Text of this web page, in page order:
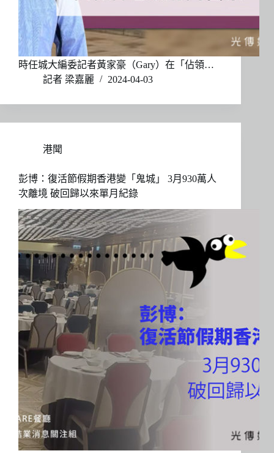
時任城大編委記者黃家豪（Gary）在「佔領…
記者 梁嘉麗
2024-04-03
港聞
彭博：復活節假期香港變「鬼城」 3月930萬人
次離境 破回歸以來單月紀錄